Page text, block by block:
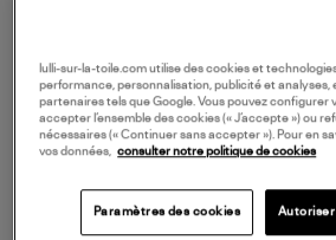
lulli-sur-la-toile.com utilise des cookies et
performance, personnalisation, publicité et analyses,
partenaires tels que Google. Vous pouvez configurer
accepter l’ensemble des cookies (« J’accepte ») ou
nécessaires (« Continuer sans accepter »). Pour en
vos données, consulter notre politique de cookies
Paramètres des cookies